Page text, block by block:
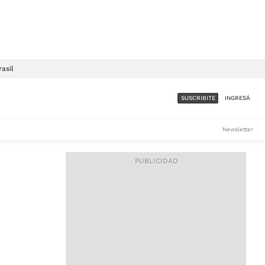
ACCESO FULL - $1.800/MES
SUSCRIBITE INGRESÁ
Newsletter